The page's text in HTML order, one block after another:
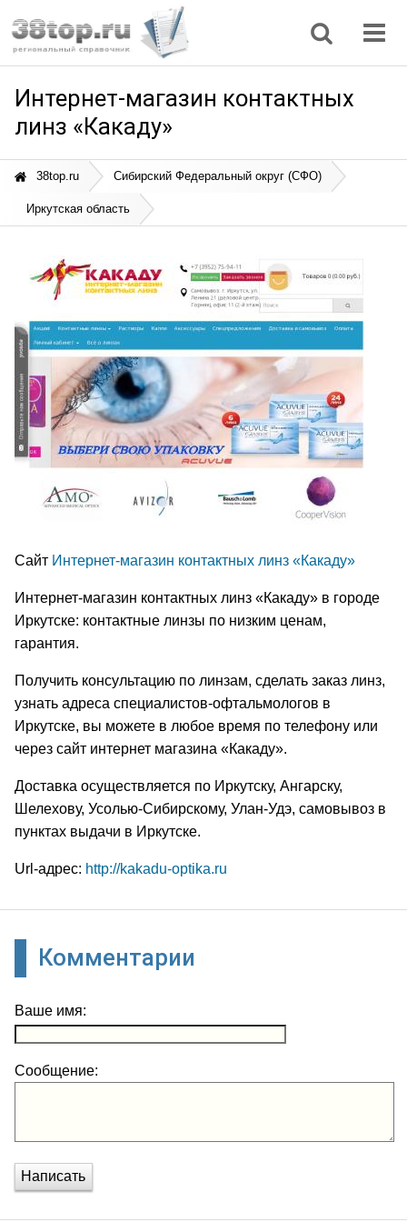
Интернет-магазин контактных
линз «Какаду»
38top.ru Сибирский Федеральный округ (СФО)
Иркутская область
Сайт Интернет-магазин контактных линз «Какаду»
Интернет-магазин контактных линз «Какаду» в городе
Иркутске: контактные линзы по низким ценам,
гарантия.
Получить консультацию по линзам, сделать заказ линз,
узнать адреса специалистов-офтальмологов в
Иркутске, вы можете в любое время по телефону или
через сайт интернет магазина «Какаду».
Доставка осуществляется по Иркутску, Ангарску,
Шелехову, Усолью-Сибирскому, Улан-Удэ, самовывоз в
пунктах выдачи в Иркутске.
Url-адрес: http://kakadu-optika.ru
Комментарии
Ваше имя:
Сообщение:
Написать